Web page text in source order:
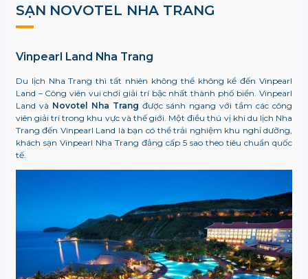
SẠN NOVOTEL NHA TRANG
Vinpearl Land Nha Trang
Du lịch Nha Trang thì tất nhiên không thể không kể đến Vinpearl
Land – Công viên vui chơi giải trí bậc nhất thành phố biển. Vinpearl
Land và Novotel Nha Trang được sánh ngang với tầm các công
viên giải trí trong khu vực và thế giới. Một điều thú vị khi du lịch Nha
Trang đến Vinpearl Land là bạn có thể trải nghiệm khu nghỉ dưỡng,
khách sạn Vinpearl Nha Trang đẳng cấp 5 sao theo tiêu chuẩn quốc
tế.